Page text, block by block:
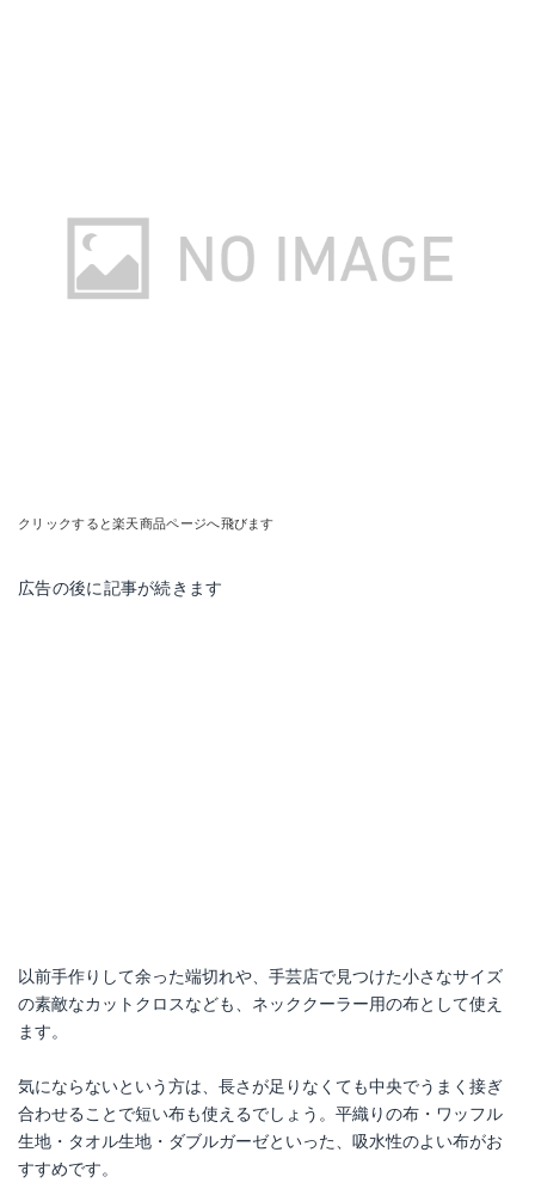
クリックすると楽天商品ページへ飛びます
広告の後に記事が続きます
以前手作りして余った端切れや、手芸店で見つけた小さなサイズ
の素敵なカットクロスなども、ネッククーラー用の布として使え
ます。
気にならないという方は、長さが足りなくても中央でうまく接ぎ
合わせることで短い布も使えるでしょう。平織りの布・ワッフル
生地・タオル生地・ダブルガーゼといった、吸水性のよい布がお
すすめです。